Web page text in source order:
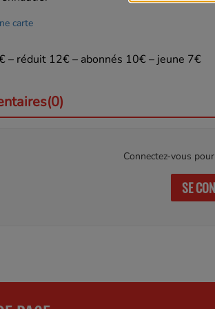
carte
– réduit 12€ – abonnés 10€ – jeune 7€
Connectez-vous
SE